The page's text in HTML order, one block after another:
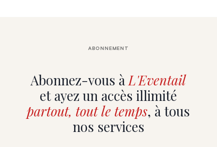
Abonnez-vous àL'Eventail
et ayez un accès illimité
partout, tout le temps, à tous
nos services
ABONNEMENT